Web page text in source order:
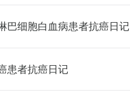
巴细胞⽩⾎病患者抗癌日记
患者抗癌日记